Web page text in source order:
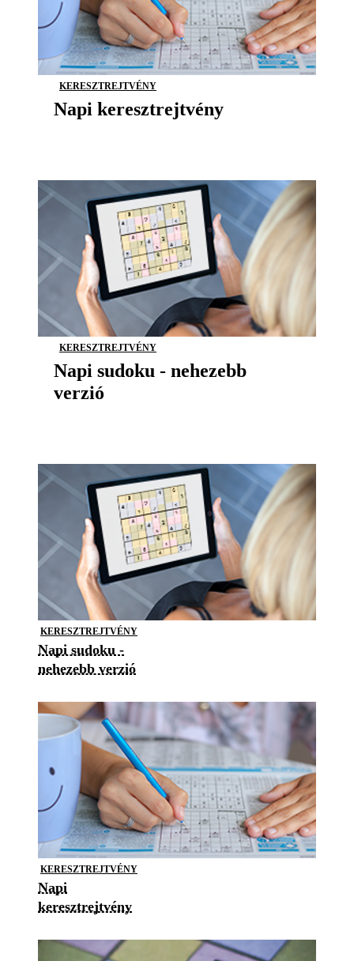
KERESZTREJTVÉNY
Napi keresztrejtvény
KERESZTREJTVÉNY
Napi sudoku - nehezebb
verzió
KERESZTREJTVÉNY
Napi sudoku -
nehezebb verzió
KERESZTREJTVÉNY
Napi
keresztrejtvény